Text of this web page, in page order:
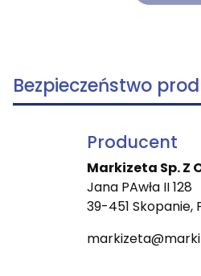
Bezpieczeństwo
Producent
Markizeta Sp. Z
Jana PAwła II 128
39-451 Skopanie,